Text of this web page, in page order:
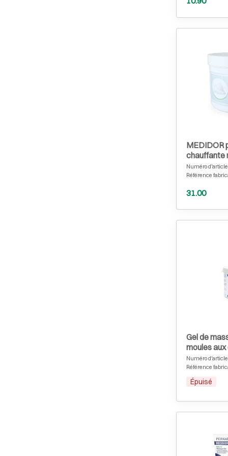
MEDIDOR
chauffante
verte 500 ml
Numéro d'article
Référence
31.00
Gel de
moules
Pernaton
kg
Numéro d'article
Référence
Épuisé